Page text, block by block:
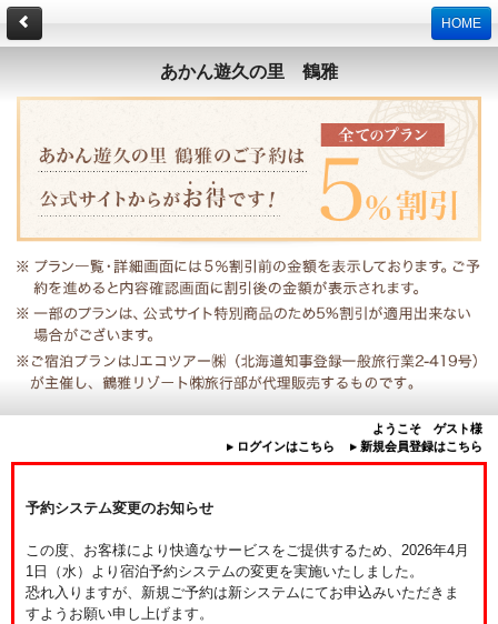
HOME
あかん遊久の里 鶴雅
ようこそ ゲスト様
▸ ログインはこちら
▸ 新規会員登録はこちら
予約システム変更のお知らせ
この度、お客様により快適なサービスをご提供するため、2026年4月
1日（水）より宿泊予約システムの変更を実施いたしました。
恐れ入りますが、新規ご予約は新システムにてお申込みいただきま
すようお願い申し上げます。